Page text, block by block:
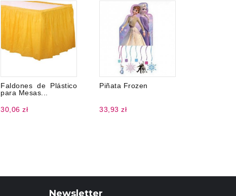
Faldones de Plástico
para Mesas...
30,06 zł
Piñata Frozen
33,93 zł
Newsletter